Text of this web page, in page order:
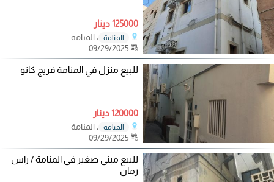
125000 دينار
المنامة
، المنامة
للبيع منزل في المنامة فريج كانو
120000 دينار
المنامة
، المنامة
للبيع مبني صغير في المنامة / راس
رمان